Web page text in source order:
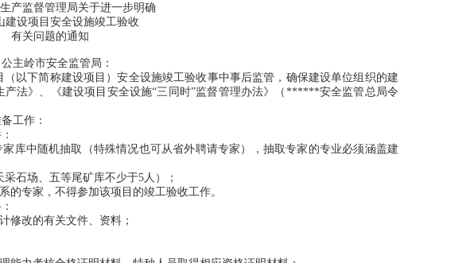
产监督管理局关于进一步明确
建设项目安全设施竣工验收
有关问题的通知
主岭市安全监管局：
下简称建设项目）安全设施竣工验收事中事后监管，确保建设单位组织的建
法》、《建设项目安全设施“三同时”监督管理办法》（******安全监管总局令
工作：
中随机抽取（特殊情况也可从省外聘请专家），抽取专家的专业必须涵盖建
石场、五等尾矿库不少于5人）；
专家，不得参加该项目的竣工验收工作。
改的有关文件、资料；